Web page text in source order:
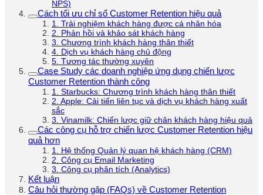
NPS)
Cách tối ưu chỉ số Customer Retention hiệu quả
1. Trải nghiệm khách hàng được cá nhân hóa
2. Phản hồi và khảo sát khách hàng
3. Chương trình khách hàng thân thiết
4. Dịch vụ khách hàng chủ động
5. Tương tác thường xuyên
Case Study các doanh nghiệp ứng dụng chiến lược
Customer Retention thành công
1. Starbucks: Chương trình khách hàng thân thiết
2. Apple: Cải tiến liên tục và dịch vụ khách hàng xuất
sắc
3. Vinamilk: Chiến lược giữ chân khách hàng hiệu quả
Các công cụ hỗ trợ chiến lược Customer Retention hiệu
quả hơn
1. Hệ thống Quản lý quan hệ khách hàng (CRM)
2. Công cụ Email Marketing
3. Công cụ phân tích (Analytics)
Kết luận
Câu hỏi thường gặp (FAQs) về Customer Retention